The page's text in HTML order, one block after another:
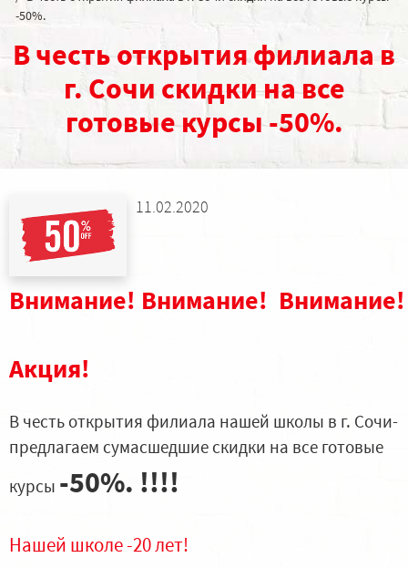
-50%.
В честь открытия филиала в
г. Сочи скидки на все
готовые курсы -50%.
11.02.2020
Внимание! Внимание!
Акция!
В честь открытия филиала нашей школы в г. Сочи-
предлагаем сумасшедшие скидки на все готовые
курсы -50%. !!!!
Нашей школе -20 лет!